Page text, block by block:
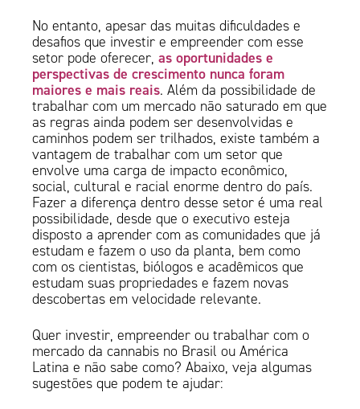
No entanto, apesar das muitas dificuldades e
desafios que investir e empreender com esse
setor pode oferecer,as oportunidades e
perspectivas de crescimento nunca foram
maiores e mais reais. Além da possibilidade de
trabalhar com um mercado não saturado em que
as regras ainda podem ser desenvolvidas e
caminhos podem ser trilhados, existe também a
vantagem de trabalhar com um setor que
envolve uma carga de impacto econômico,
social, cultural e racial enorme dentro do país.
Fazer a diferença dentro desse setor é uma real
possibilidade, desde que o executivo esteja
disposto a aprender com as comunidades que já
estudam e fazem o uso da planta, bem como
com os cientistas, biólogos e acadêmicos que
estudam suas propriedades e fazem novas
descobertas em velocidade relevante.
Quer investir, empreender ou trabalhar com o
mercado da cannabis no Brasil ou América
Latina e não sabe como? Abaixo, veja algumas
sugestões que podem te ajudar: